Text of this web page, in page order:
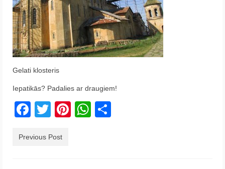
Grieķija
Krēta
Francija
Austrija
Ukraina
Latvija
Gelati klosteris
Iepatikās? Padalies ar draugiem!
Facebook
TwitterPinterest
WhatsApp
Previous Post